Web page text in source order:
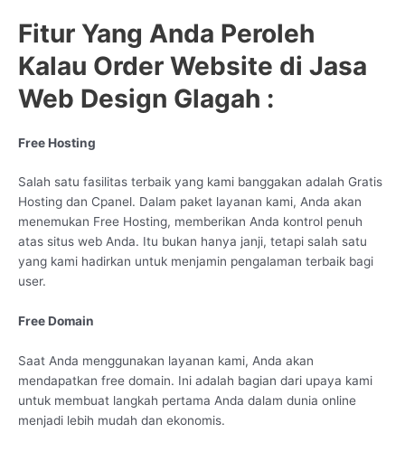
Fitur Yang Anda Peroleh
Kalau Order Website di Jasa
Web Design Glagah :
Free Hosting
Salah satu fasilitas terbaik yang kami banggakan adalah Gratis
Hosting dan Cpanel. Dalam paket layanan kami, Anda akan
menemukan Free Hosting, memberikan Anda kontrol penuh
atas situs web Anda. Itu bukan hanya janji, tetapi salah satu
yang kami hadirkan untuk menjamin pengalaman terbaik bagi
user.
Free Domain
Saat Anda menggunakan layanan kami, Anda akan
mendapatkan free domain. Ini adalah bagian dari upaya kami
untuk membuat langkah pertama Anda dalam dunia online
menjadi lebih mudah dan ekonomis.